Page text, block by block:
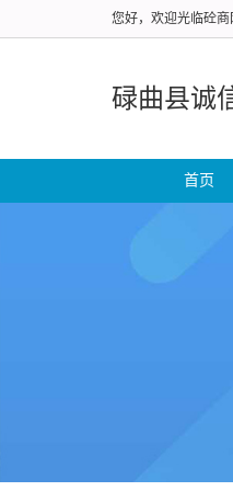
您好，欢迎光临砼
碌曲县诚
首页